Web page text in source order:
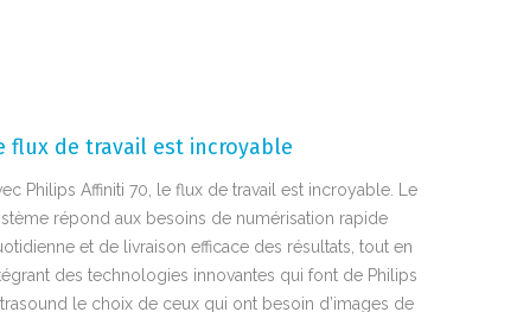
flux de travail est incroyable
Philips Affiniti 70, le flux de travail est incroyable. Le
répond aux besoins de numérisation rapide
et de livraison efficace des résultats, tout en
des technologies innovantes qui font de Philips
le choix de ceux qui ont besoin d’images de